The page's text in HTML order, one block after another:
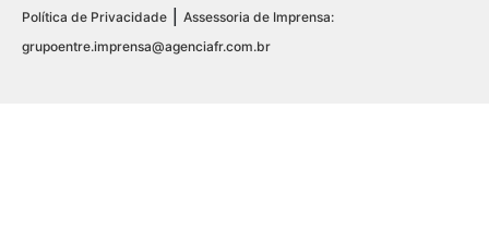
Política de Privacidade
Assessoria de Imprensa:
grupoentre.imprensa@agenciafr.com.br